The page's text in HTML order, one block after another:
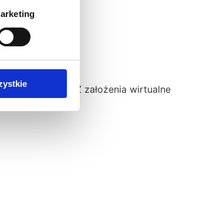
JDG. Z założenia wirtualne